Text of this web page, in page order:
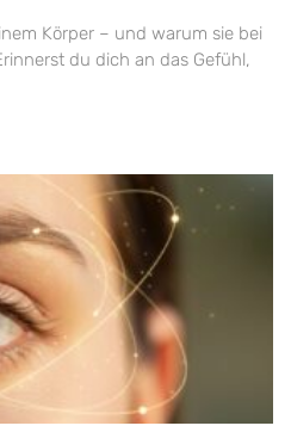
Körper – und warum sie bei
du dich an das Gefühl,